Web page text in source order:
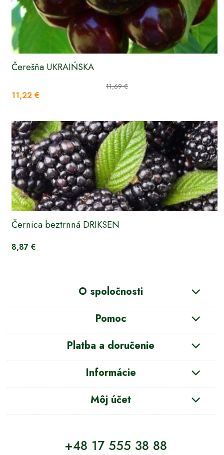
Čerešňa UKRAIŃSKA
11,69 €
11,22 €
Černica beztrnná DRIKSEN
8,87 €
O spoločnosti
Pomoc
Platba a doručenie
Informácie
Môj účet
+48 17 555 38 88